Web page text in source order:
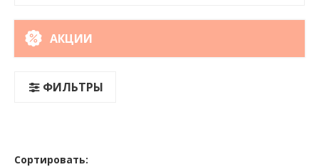
АКЦИИ
ФИЛЬТРЫ
Сортировать: